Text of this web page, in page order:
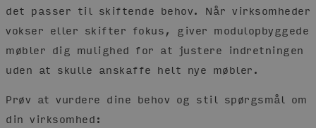
det passer til skiftende behov. Når virksomheder
vokser eller skifter fokus, giver modulopbyggede
møbler dig mulighed for at justere indretningen
uden at skulle anskaffe helt nye møbler.
Prøv at vurdere dine behov og stil spørgsmål om
din virksomhed: